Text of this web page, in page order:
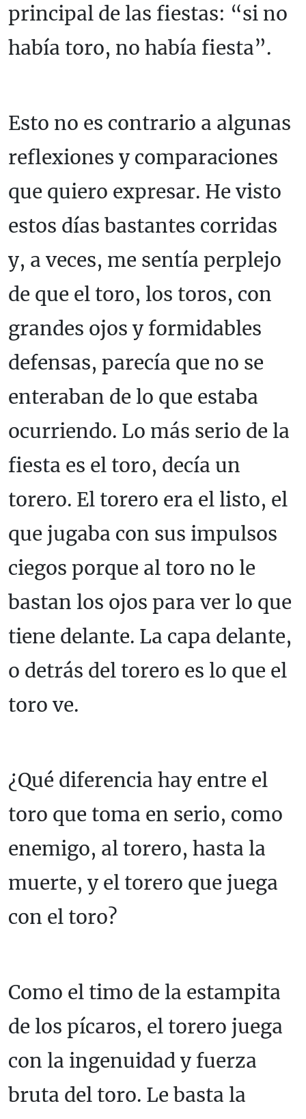
principal de las fiestas: “si no
había toro, no había fiesta”.
Esto no es contrario a algunas
reflexiones y comparaciones
que quiero expresar. He visto
estos días bastantes corridas
y, a veces, me sentía perplejo
de que el toro, los toros, con
grandes ojos y formidables
defensas, parecía que no se
enteraban de lo que estaba
ocurriendo. Lo más serio de la
fiesta es el toro, decía un
torero. El torero era el listo, el
que jugaba con sus impulsos
ciegos porque al toro no le
bastan los ojos para ver lo que
tiene delante. La capa delante,
o detrás del torero es lo que el
toro ve.
¿Qué diferencia hay entre el
toro que toma en serio, como
enemigo, al torero, hasta la
muerte, y el torero que juega
con el toro?
Como el timo de la estampita
de los pícaros, el torero juega
con la ingenuidad y fuerza
bruta del toro. Le basta la